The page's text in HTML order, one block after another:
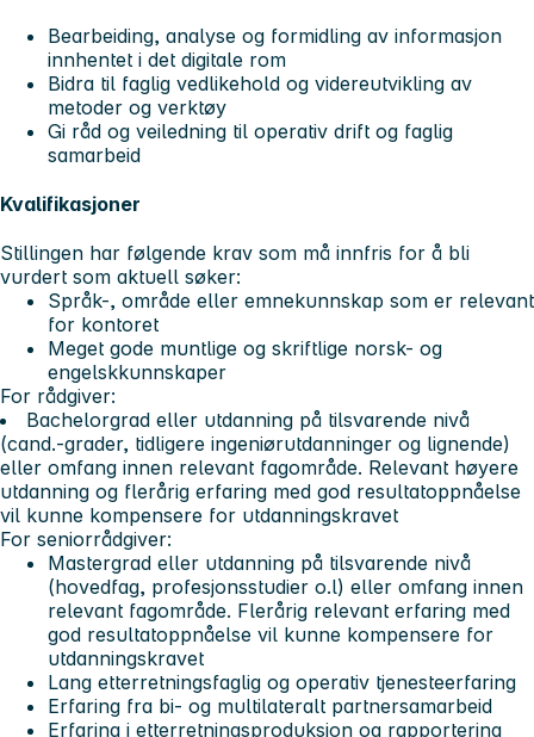
Bearbeiding, analyse og formidling av informasjon
innhentet i det digitale rom
Bidra til faglig vedlikehold og videreutvikling av
metoder og verktøy
Gi råd og veiledning til operativ drift og faglig
samarbeid
Kvalifikasjoner
Stillingen har følgende krav som må innfris for å bli
vurdert som aktuell søker:
Språk-, område eller emnekunnskap som er relevant
for kontoret
Meget gode muntlige og skriftlige norsk- og
engelskkunnskaper
For rådgiver:
Bachelorgrad eller utdanning på tilsvarende nivå
(cand.-grader, tidligere ingeniørutdanninger og lignende)
eller omfang innen relevant fagområde. Relevant høyere
utdanning og flerårig erfaring med god resultatoppnåelse
vil kunne kompensere for utdanningskravet
For seniorrådgiver:
Mastergrad eller utdanning på tilsvarende nivå
(hovedfag, profesjonsstudier o.l) eller omfang innen
relevant fagområde. Flerårig relevant erfaring med
god resultatoppnåelse vil kunne kompensere for
utdanningskravet
Lang etterretningsfaglig og operativ tjenesteerfaring
Erfaring fra bi- og multilateralt partnersamarbeid
Erfaring i etterretningsproduksjon og rapportering